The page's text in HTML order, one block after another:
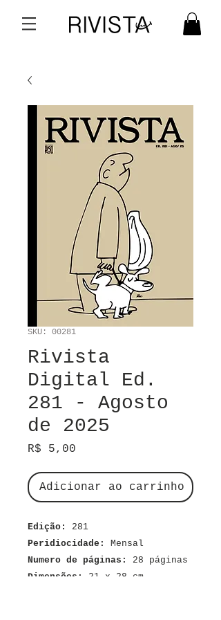
SKU: 00281
Rivista
Digital Ed.
281 - Agosto
de 2025
R$ 5,00
Adicionar ao carrinho
Edição:
281
Peridiocidade:
Mensal
Numero de páginas:
28 páginas
Dimensões:
21 x 28 cm